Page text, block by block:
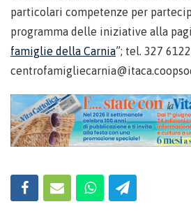
particolari competenze per
programma delle iniziative alla
famiglie della Carnia”; tel. 327